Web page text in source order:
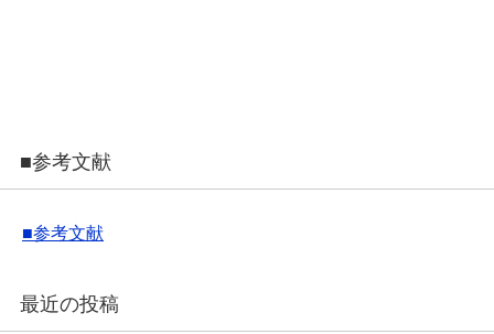
■参考文献
■参考文献
最近の投稿